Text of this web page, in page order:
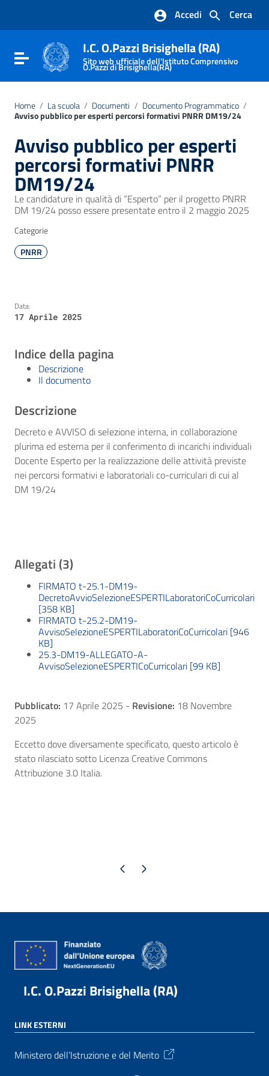
Vai al footer
Cerca
Accedi
Attiva / disattiva la navigazione
I.C. O.Pazzi Brisighella (RA)
Sito web ufficiale dell'Istituto Comprensivo
O.Pazzi di Brisighella(RA)
Home / La scuola / Documenti / Documento Programmatico /
Avviso pubblico per esperti percorsi formativi PNRR DM19/24
Avviso pubblico per esperti
percorsi formativi PNRR
DM19/24
Le candidature in qualità di “Esperto” per il progetto PNRR
DM 19/24 posso essere presentate entro il 2 maggio 2025
Categorie
PNRR
Data:
17 Aprile 2025
Indice della pagina
Descrizione
Il documento
Descrizione
Decreto e AVVISO di selezione interna, in collaborazione
plurima ed esterna per il conferimento di incarichi individuali
Docente Esperto per la realizzazione delle attività previste
nei percorsi formativi e laboratoriali co-curriculari di cui al
DM 19/24
Allegati (3)
FIRMATO t-25.1-DM19-
DecretoAvvioSelezioneESPERTILaboratoriCoCurricolari
[358 KB]
FIRMATO t-25.2-DM19-
AvvisoSelezioneESPERTILaboratoriCoCurricolari [946
KB]
25.3-DM19-ALLEGATO-A-
AvvisoSelezioneESPERTICoCurricolari [99 KB]
Pubblicato: 17 Aprile 2025 - Revisione: 18 Novembre
2025
Eccetto dove diversamente specificato, questo articolo è
stato rilasciato sotto Licenza Creative Commons
Attribuzione 3.0 Italia.
Pagina precedente
Pagina successiva
I.C. O.Pazzi Brisighella (RA)
LINK ESTERNI
Ministero dell’Istruzione e del Merito